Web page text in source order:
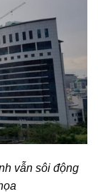
vẫn sôi động